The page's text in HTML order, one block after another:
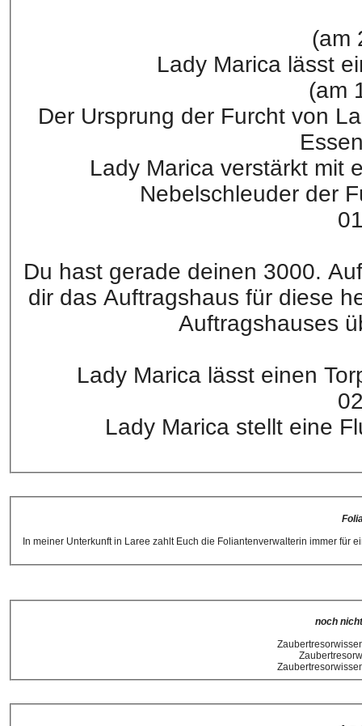
(am
Lady Marica lässt
(am
Der Ursprung der Furcht von
Lady Marica verstärkt mit
Nebelschleuder der
Du hast gerade deinen 3000.
dir das Auftragshaus für diese
Auftragshauses
Lady Marica lässt einen
Lady Marica stellt eine
In meiner Unterkunft in Laree zahlt Euch die Foliantenverwalterin immer für
noch